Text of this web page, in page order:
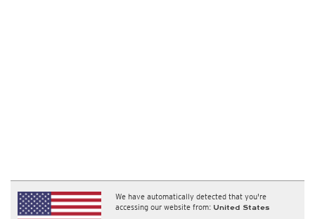
We have automatically detected that you're
accessing our website from: United States